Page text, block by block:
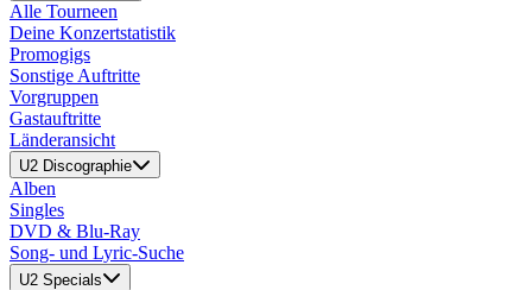
Alle Tourneen
Deine Konzertstatistik
Promogigs
Sonstige Auftritte
Vorgruppen
Gastauftritte
Länderansicht
U2 Discographie
Alben
Singles
DVD & Blu-Ray
Song- und Lyric-Suche
U2 Specials